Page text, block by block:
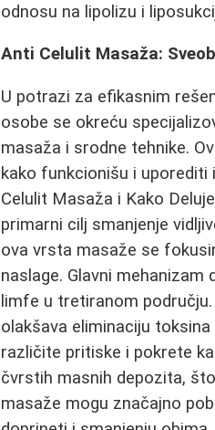
odnosu na lipolizu i
Anti Celulit Masaža:
U potrazi za efikasnim
osobe se okreću
masaža i srodne tehnike.
kako funkcionišu i
Celulit Masaža i Kako
primarni cilj smanjenje
ova vrsta masaže se
naslage. Glavni
limfe u tretiranom
olakšava eliminaciju
različite pritiske i pokrete
čvrstih masnih depozita,
masaže mogu značajno